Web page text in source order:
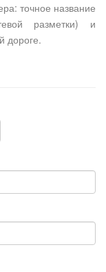
точное название
разметки) и
дороге.